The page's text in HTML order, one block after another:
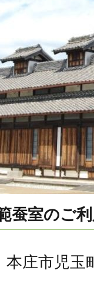
蚕室のご
本庄市児玉